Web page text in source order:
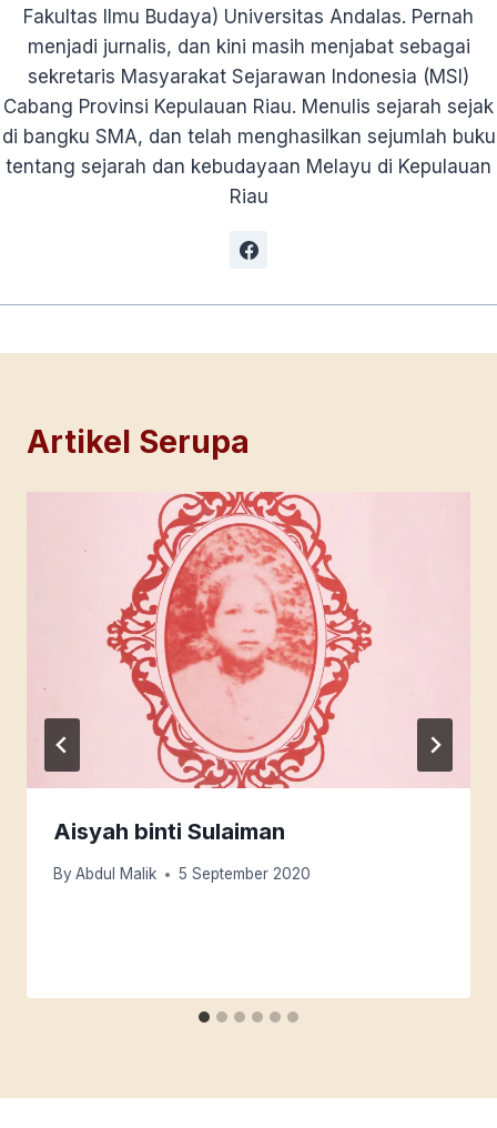
Fakultas Ilmu Budaya) Universitas Andalas. Pernah
menjadi jurnalis, dan kini masih menjabat sebagai
sekretaris Masyarakat Sejarawan Indonesia (MSI)
Cabang Provinsi Kepulauan Riau. Menulis sejarah sejak
di bangku SMA, dan telah menghasilkan sejumlah buku
tentang sejarah dan kebudayaan Melayu di Kepulauan
Riau
Artikel Serupa
Aisyah binti Sulaiman
By Abdul Malik 5 September 2020